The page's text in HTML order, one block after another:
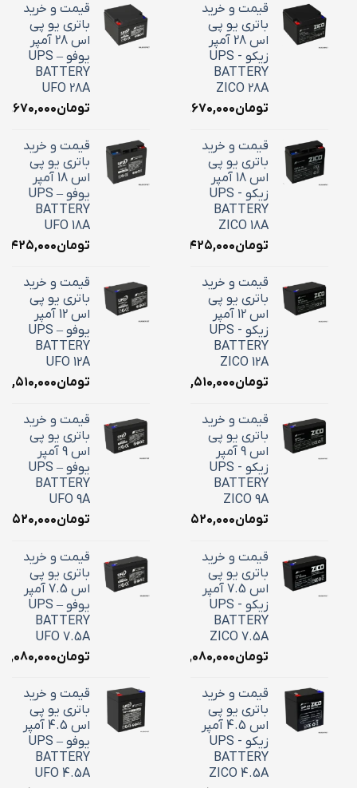
قیمت و خرید
باتری یو پی
اس 28 آمپر
زیکو - UPS
BATTERY
ZICO 28A
تومان۱۰,۶۷۰,۰۰۰
قیمت و خرید
باتری یو پی
اس 18 آمپر
زیکو - UPS
BATTERY
ZICO 18A
تومان۷,۴۲۵,۰۰۰
قیمت و خرید
باتری یو پی
اس 12 آمپر
زیکو - UPS
BATTERY
ZICO 12A
تومان۴,۵۱۰,۰۰۰
قیمت و خرید
باتری یو پی
اس 9 آمپر
زیکو - UPS
BATTERY
ZICO 9A
تومان۳,۵۲۰,۰۰۰
قیمت و خرید
باتری یو پی
اس 7.5 آمپر
زیکو - UPS
BATTERY
ZICO 7.5A
تومان۳,۰۸۰,۰۰۰
قیمت و خرید
باتری یو پی
اس 4.5 آمپر
زیکو - UPS
BATTERY
ZICO 4.5A
قیمت و خرید
باتری یو پی
اس 28 آمپر
یوفو – UPS
BATTERY
UFO 28A
تومان۱۰,۶۷۰,۰۰۰
قیمت و خرید
باتری یو پی
اس 18 آمپر
یوفو – UPS
BATTERY
UFO 18A
تومان
قیمت و خرید
باتری یو پی
اس 12 آمپر
یوفو – UPS
BATTERY
UFO 12A
تومان۴,۵۱۰,۰۰۰
قیمت و خرید
باتری یو پی
اس 9 آمپر
یوفو – UPS
BATTERY
UFO 9A
تومان۳,۵۲۰,۰۰۰
قیمت و خرید
باتری یو پی
اس 7.5 آمپر
یوفو – UPS
BATTERY
UFO 7.5A
تومان۳,۰۸۰,۰۰۰
قیمت و خرید
باتری یو پی
اس 4.5 آمپر
یوفو – UPS
BATTERY
UFO 4.5A